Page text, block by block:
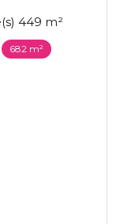
Maison 10 pièce(s) 5 chambre(s) 449 m²
682 m²